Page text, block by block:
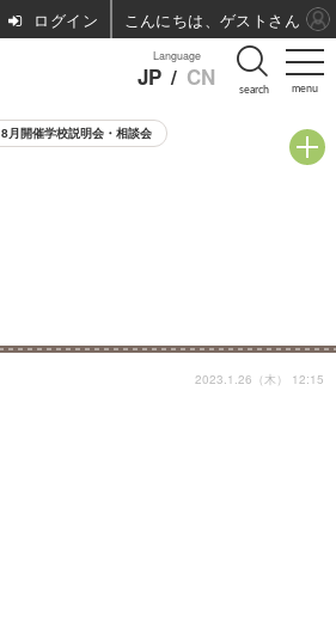
menu
Language
JP / CN search
8月開催学校説明会・相談会
2023.1.26（木） 12:15
ログイン こんにちは、ゲストさん